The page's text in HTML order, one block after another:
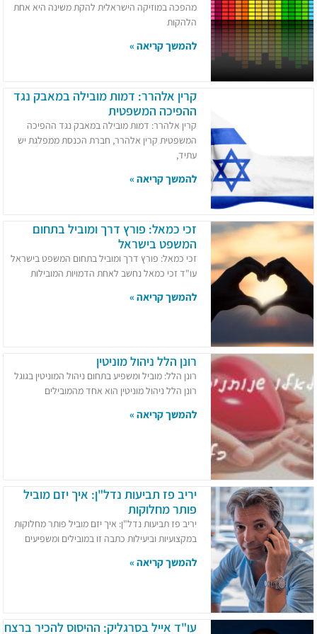
מהפכה במוזיקה הישראלית להקת משינה היא אחת
הלהקות
להמשך קריאה »
קרין אלהרר: דמות מובילה במאבק נגד
ההפיכה המשפטית
קרין אלהרר: דמות מובילה במאבק נגד ההפיכה
המשפטית קרין אלהרר, חברת הכנסת ממפלגת יש
עתיד,
להמשך קריאה »
זכי כמאל: פורץ דרך ומוביל בתחום
המשפט בישראל
זכי כמאל: פורץ דרך ומוביל בתחום המשפט בישראל
עו"ד זכי כמאל נחשב לאחת הדמויות המובילות
להמשך קריאה »
רונן הלל ניהול מוניטין
רונן הלל: מוביל ומשפיע בתחום ניהול המוניטין בגוגל
רונן הלל ניהול מוניטין הוא אחד מהמובילים
להמשך קריאה »
יריב פז תביעות נדל"ן: איך יזם מוביל
פותר מחלוקות
יריב פז תביעות נדל"ן: איך יזם מוביל פותר מחלוקות
במקצועיות וביעילות כתבה זו במובילים ומשפיעים
להמשך קריאה »
עו"ד אייל בסרגליק: ההיסוס להכיר ברצח